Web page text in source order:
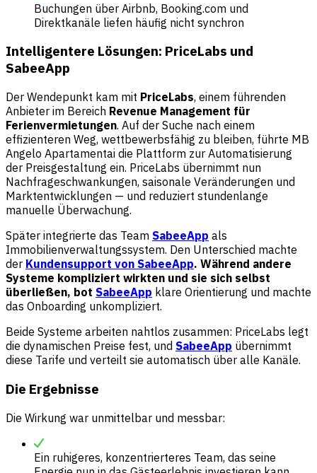
Buchungen über Airbnb, Booking.com und
Direktkanäle liefen häufig nicht synchron
Intelligentere Lösungen: PriceLabs und
SabeeApp
Der Wendepunkt kam mit PriceLabs, einem führenden
Anbieter im Bereich Revenue Management für
Ferienvermietungen. Auf der Suche nach einem
effizienteren Weg, wettbewerbsfähig zu bleiben, führte MB
Angelo Apartamentai die Plattform zur Automatisierung
der Preisgestaltung ein. PriceLabs übernimmt nun
Nachfrageschwankungen, saisonale Veränderungen und
Marktentwicklungen — und reduziert stundenlange
manuelle Überwachung.
Später integrierte das Team SabeeApp als
Immobilienverwaltungssystem. Den Unterschied machte
der Kundensupport von SabeeApp. Während andere
Systeme kompliziert wirkten und sie sich selbst
überließen, bot SabeeApp klare Orientierung und machte
das Onboarding unkompliziert.
Beide Systeme arbeiten nahtlos zusammen: PriceLabs legt
die dynamischen Preise fest, und SabeeApp übernimmt
diese Tarife und verteilt sie automatisch über alle Kanäle.
Die Ergebnisse
Die Wirkung war unmittelbar und messbar:
Ein ruhigeres, konzentrierteres Team, das seine